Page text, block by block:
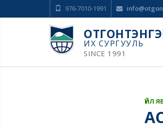
976-7010-1991
ИХ СУРГУУЛЬ
SINCE 1991
ҮЙЛ